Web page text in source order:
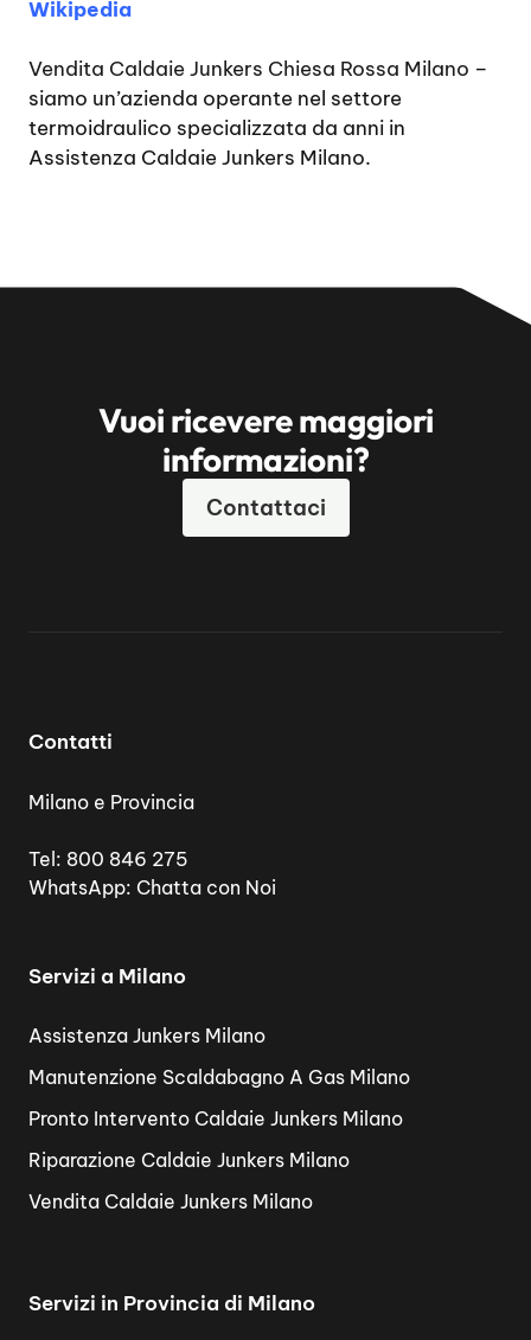
Wikipedia
Vendita Caldaie Junkers Chiesa Rossa Milano –
siamo un’azienda operante nel settore
termoidraulico specializzata da anni in
Assistenza Caldaie Junkers Milano.
Vuoi ricevere maggiori
informazioni?
Contattaci
Contatti
Milano e Provincia
Tel: 800 846 275
WhatsApp: Chatta con Noi
Servizi a Milano
Assistenza Junkers Milano
Manutenzione Scaldabagno A Gas Milano
Pronto Intervento Caldaie Junkers Milano
Riparazione Caldaie Junkers Milano
Vendita Caldaie Junkers Milano
Servizi in Provincia di Milano